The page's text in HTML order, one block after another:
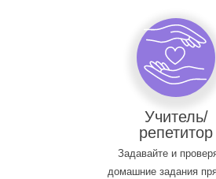
Учитель/
репетитор
Задавайте и
домашние задания